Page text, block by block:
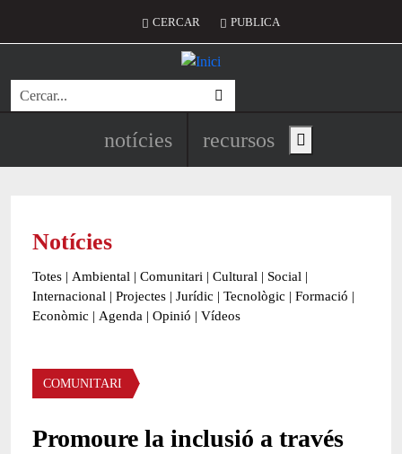
Menú del compte d'usuari
CERCAR PUBLICA
Cerca
Navegació principal de
notícies recursos Show main menu
Notícies
Totes | Ambiental | Comunitari | Cultural | Social |
Internacional | Projectes | Jurídic | Tecnològic | Formació |
Econòmic | Agenda | Opinió | Vídeos
Àmbit de la notícia
COMUNITARI
Promoure la inclusió a través